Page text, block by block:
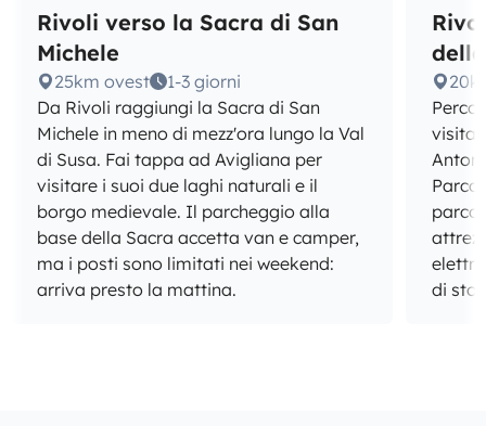
Rivoli verso la Sacra di San
Michele
25km ovest
1-3 giorni
Da Rivoli raggiungi la Sacra di San
Michele in meno di mezz'ora lungo la Val
di Susa. Fai tappa ad Avigliana per
visitare i suoi due laghi naturali e il
borgo medievale. Il parcheggio alla
base della Sacra accetta van e camper,
ma i posti sono limitati nei weekend:
arriva presto la mattina.
Parco
parco
di